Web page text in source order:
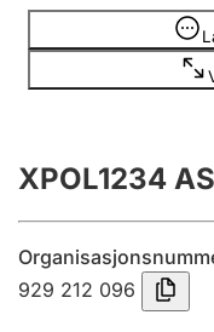
Registrere, endre,
Årsregnskap
Innsending og
Tinglysing
Opplysninger er skjult
XPOL1234 AS
929 212 096